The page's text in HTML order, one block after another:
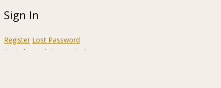
Sign In
Register Lost Password
Ir a la barra de herramientas